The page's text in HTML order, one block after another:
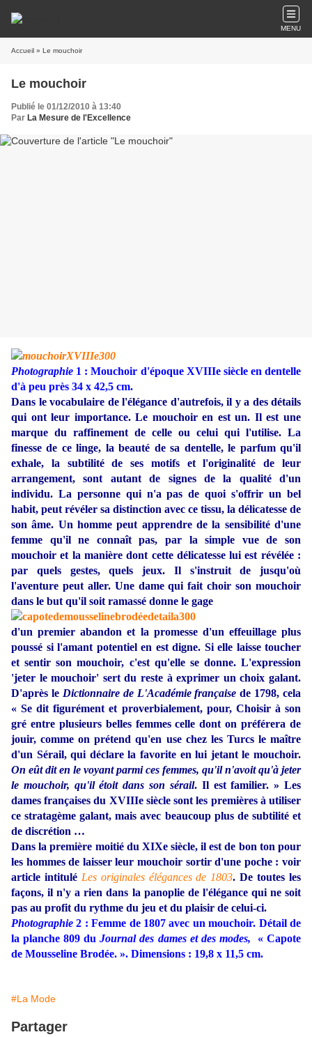
MENU
Accueil » Le mouchoir
Le mouchoir
Publié le 01/12/2010 à 13:40
Par La Mesure de l'Excellence
Photographie 1 : Mouchoir d'époque XVIIIe siècle en dentelle
d'à peu près 34 x 42,5 cm.
Dans le vocabulaire de l'élégance d'autrefois, il y a des détails
qui ont leur importance. Le mouchoir en est un. Il est une
marque du raffinement de celle ou celui qui l'utilise. La
finesse de ce linge, la beauté de sa dentelle, le parfum qu'il
exhale, la subtilité de ses motifs et l'originalité de leur
arrangement, sont autant de signes de la qualité d'un
individu. La personne qui n'a pas de quoi s'offrir un bel
habit, peut révéler sa distinction avec ce tissu, la délicatesse de
son âme. Un homme peut apprendre de la sensibilité d'une
femme qu'il ne connaît pas, par la simple vue de son
mouchoir et la manière dont cette délicatesse lui est révélée :
par quels gestes, quels jeux. Il s'instruit de jusqu'où
l'aventure peut aller. Une dame qui fait choir son mouchoir
dans le but qu'il soit ramassé donne le gage
d'un premier abandon et la promesse d'un effeuillage plus
poussé si l'amant potentiel en est digne. Si elle laisse toucher
et sentir son mouchoir, c'est qu'elle se donne. L'expression
'jeter le mouchoir' sert du reste à exprimer un choix galant.
D'après le Dictionnaire de L'Académie française de 1798, cela
« Se dit figurément et proverbialement, pour, Choisir à son
gré entre plusieurs belles femmes celle dont on préférera de
jouir, comme on prétend qu'en use chez les Turcs le maître
d'un Sérail, qui déclare la favorite en lui jetant le mouchoir.
On eût dit en le voyant parmi ces femmes, qu'il n'avoit qu'à jeter
le mouchoir, qu'il étoit dans son sérail. Il est familier. » Les
dames françaises du XVIIIe siècle sont les premières à utiliser
ce stratagème galant, mais avec beaucoup plus de subtilité et
de discrétion …
Dans la première moitié du XIXe siècle, il est de bon ton pour
les hommes de laisser leur mouchoir sortir d'une poche : voir
article intitulé Les originales élégances de 1803. De toutes les
façons, il n'y a rien dans la panoplie de l'élégance qui ne soit
pas au profit du rythme du jeu et du plaisir de celui-ci.
Photographie 2 : Femme de 1807 avec un mouchoir. Détail de
la planche 809 du Journal des dames et des modes, « Capote
de Mousseline Brodée. ». Dimensions : 19,8 x 11,5 cm.
#La Mode
Partager